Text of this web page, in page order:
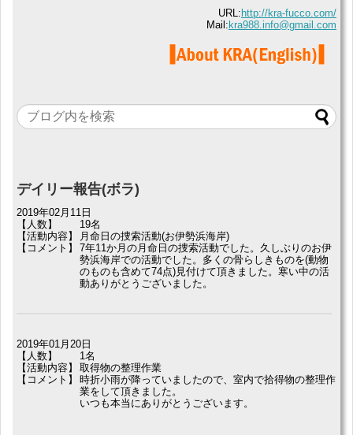
URL: http://kra-fucco.com/
Mail: kra988.info@gmail.com
デイリー報告(ボラ)
2019年02月11日
【人数】
19名
【活動内容】
月命日の捜索活動(お伊勢浜海岸)
【コメント】
7年11か月の月命日の捜索活動でした。久しぶりのお伊
勢浜海岸での活動でした。多くの骨らしきものを(動物
のものも含めて74点)見付けて頂きました。寒い中の活
動ありがとうございました。
2019年01月20日
【人数】
1名
【活動内容】
取得物の整理作業
【コメント】
時折小雨が降っていましたので、室内で拾得物の整理作
業をして頂きました。
いつも本当にありがとうございます。